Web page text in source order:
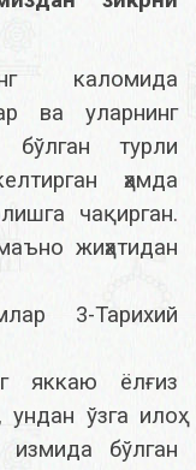
каломида
ва уларнинг
турли
ҳамда
чақирган.
жиҳатидан
3-Тарихий
яккаю ёлғиз
ўзга илоҳ
измида бўлган